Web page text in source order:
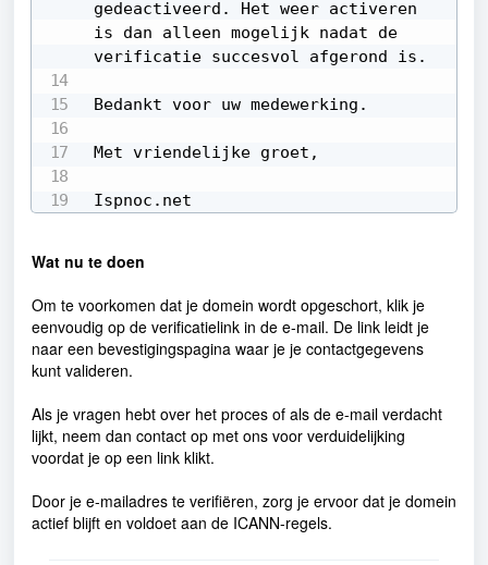
gedeactiveerd. Het weer activeren
is dan alleen mogelijk nadat de
verificatie succesvol afgerond is.
Bedankt voor uw medewerking.
Met vriendelijke groet,
Ispnoc.net
Wat nu te doen
Om te voorkomen dat je domein wordt opgeschort, klik je
eenvoudig op de verificatielink in de e-mail. De link leidt je
naar een bevestigingspagina waar je je contactgegevens
kunt valideren.
Als je vragen hebt over het proces of als de e-mail verdacht
lijkt, neem dan contact op met ons voor verduidelijking
voordat je op een link klikt.
Door je e-mailadres te verifiëren, zorg je ervoor dat je domein
actief blijft en voldoet aan de ICANN-regels.